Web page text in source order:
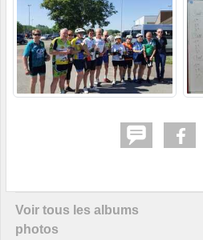
Voir tous les albums
photos